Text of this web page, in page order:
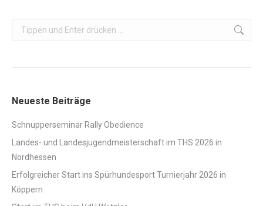
Search:
Neueste Beiträge
Schnupperseminar Rally Obedience
Landes- und Landesjugendmeisterschaft im THS 2026 in
Nordhessen
Erfolgreicher Start ins Spürhundesport Turnierjahr 2026 in
Köppern